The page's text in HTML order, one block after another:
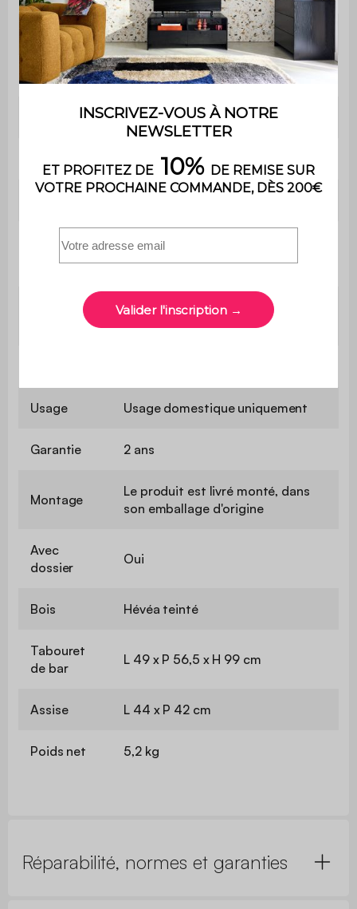
Empilable Oui
Contient du bois Oui
Hévéa
Rotin
Hauteur d'assise
Poids max.
110 kg
Usage Usage domestique uniquement
Garantie 2 ans
Montage
Le produit est livré monté, dans
son emballage d'origine
Avec
dossier
Oui
Bois Hévéa teinté
Tabouret
de bar
L 49 x P 56,5 x H 99 cm
Assise L 44 x P 42 cm
Poids net 5,2 kg
Réparabilité, normes et garanties